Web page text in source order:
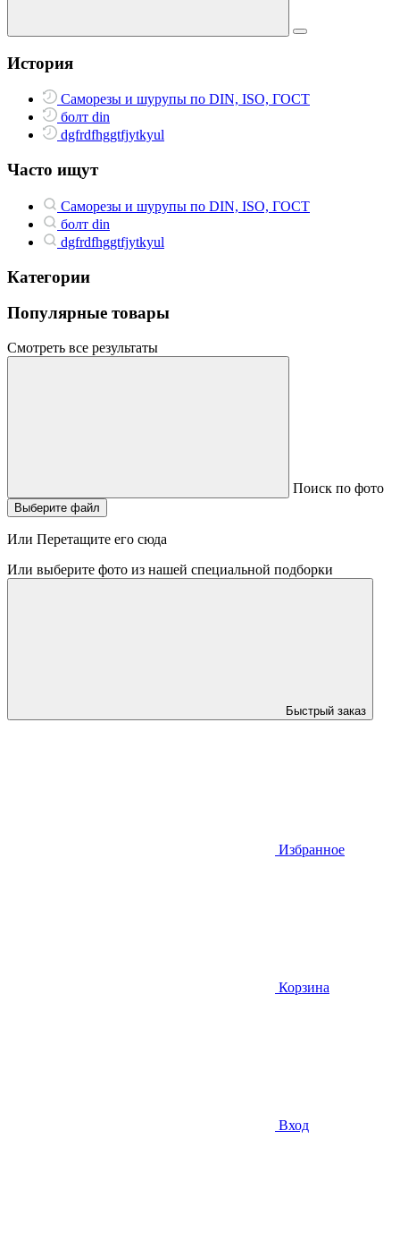
История
Саморезы и шурупы по DIN, ISO, ГОСТ
болт din
dgfrdfhggtfjytkyul
Часто ищут
Саморезы и шурупы по DIN, ISO, ГОСТ
болт din
dgfrdfhggtfjytkyul
Категории
Популярные товары
Смотреть все результаты
Поиск по фото
Выберите файл
Или Перетащите его сюда
Или выберите фото из нашей специальной подборки
Быстрый заказ
Избранное
Корзина
Вход